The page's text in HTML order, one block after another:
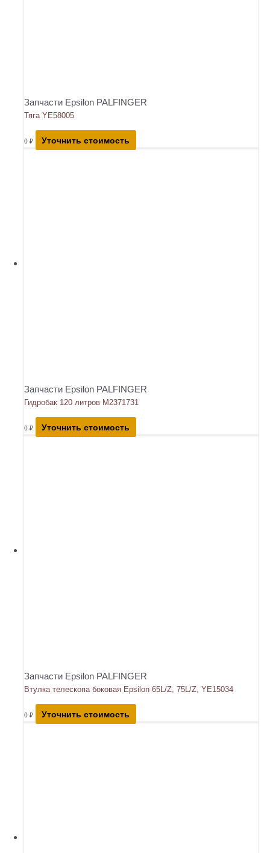
Запчасти Epsilon PALFINGER
Тяга YE58005
0 ₽ Уточнить стоимость
Запчасти Epsilon PALFINGER
Гидробак 120 литров М2371731
0 ₽ Уточнить стоимость
Запчасти Epsilon PALFINGER
Втулка телескопа боковая Epsilon 65L/Z, 75L/Z, YE15034
0 ₽ Уточнить стоимость